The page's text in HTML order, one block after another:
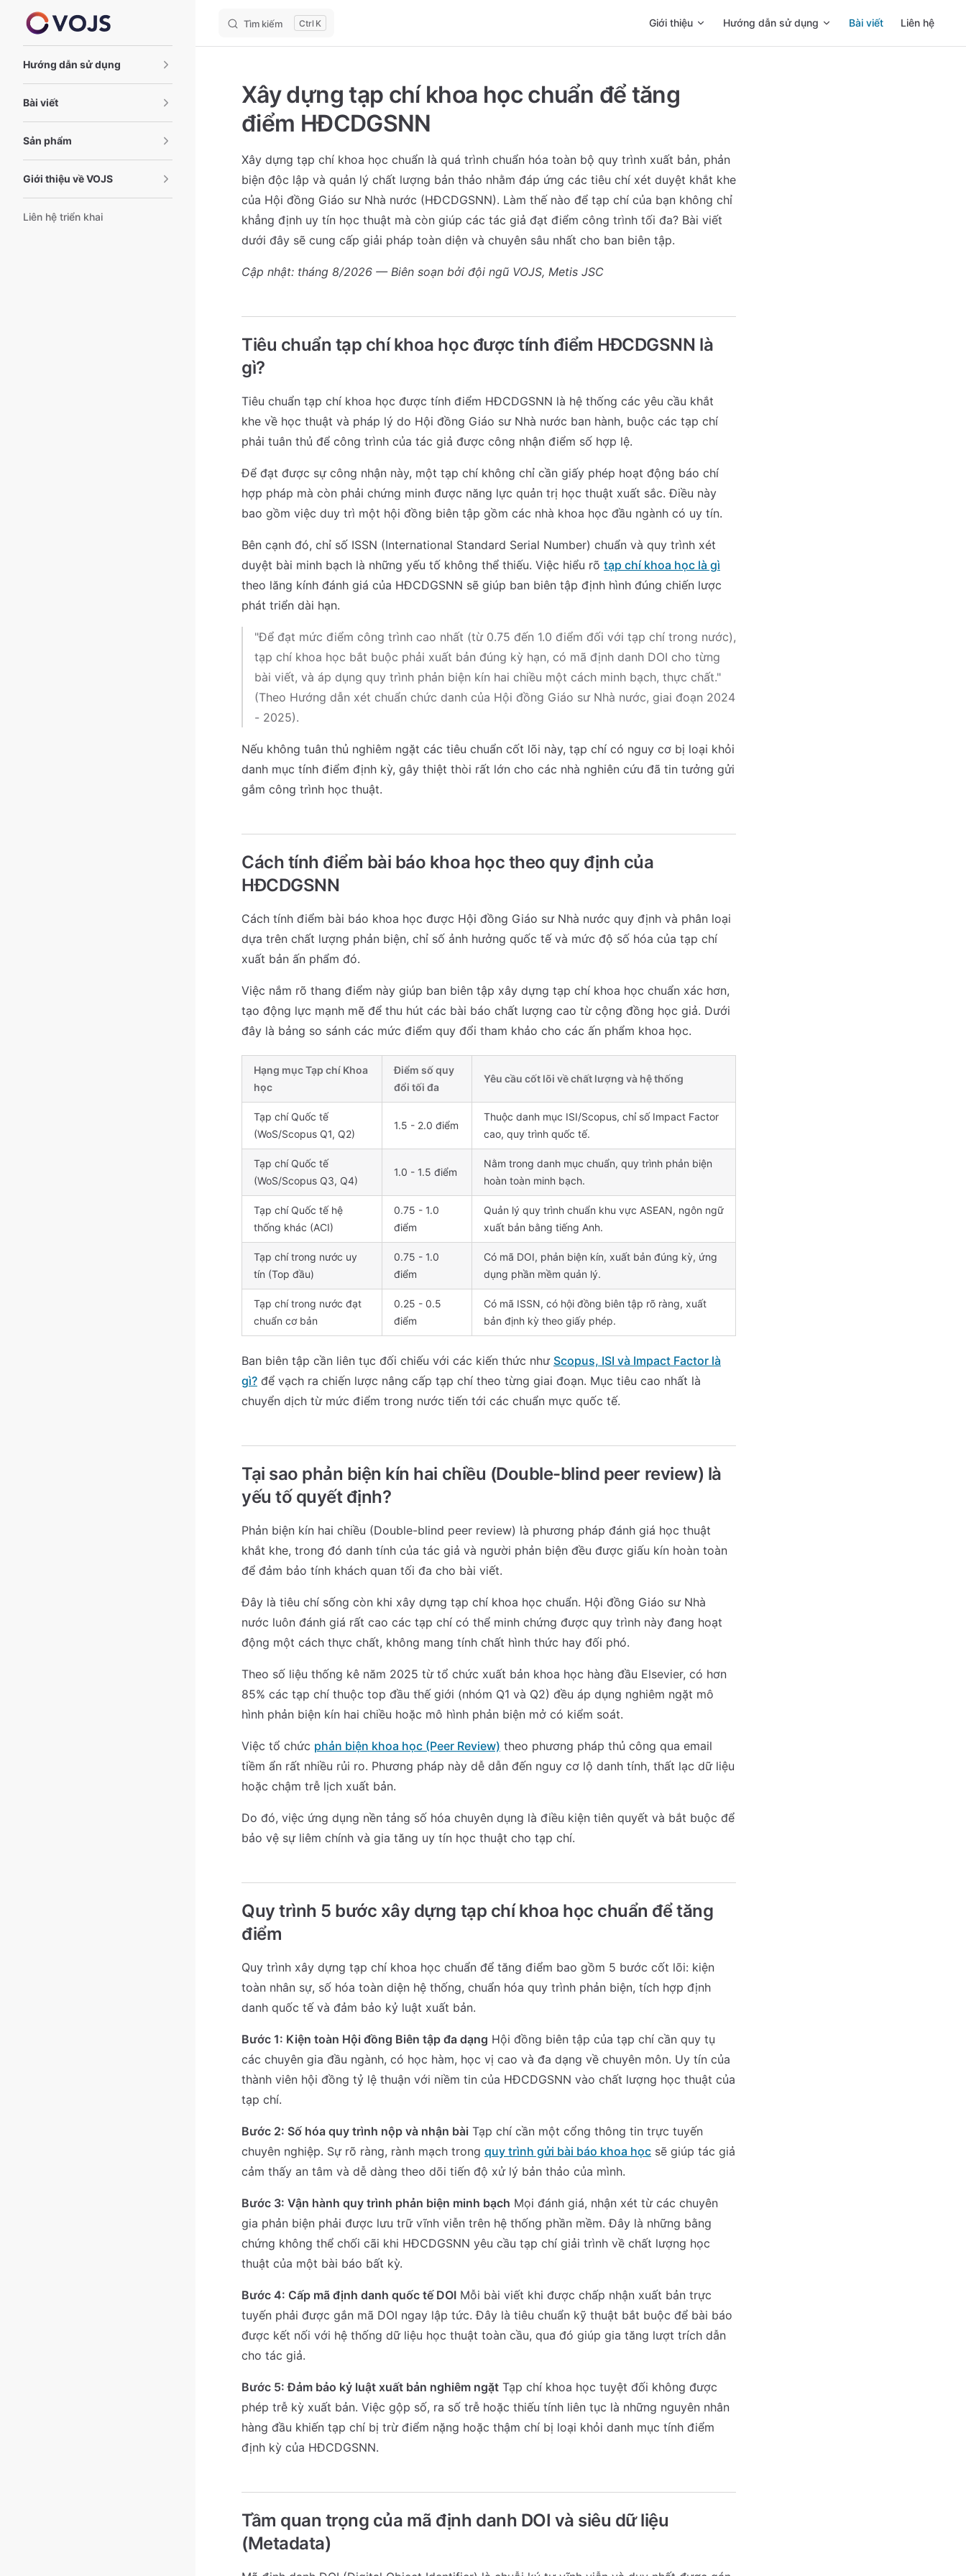
Skip to content Tìm kiếm K Giới thiệu Hướng dẫn sử dụng Bài viết Liên hệ
Hướng dẫn sử dụng
Bài viết
Sản phẩm
Giới thiệu về VOJS
Liên hệ triển khai
Xây dựng tạp chí khoa học chuẩn để tăng
điểm HĐCDGSNN
Xây dựng tạp chí khoa học chuẩn là quá trình chuẩn hóa toàn bộ quy trình xuất bản, phản
biện độc lập và quản lý chất lượng bản thảo nhằm đáp ứng các tiêu chí xét duyệt khắt khe
của Hội đồng Giáo sư Nhà nước (HĐCDGSNN). Làm thế nào để tạp chí của bạn không chỉ
khẳng định uy tín học thuật mà còn giúp các tác giả đạt điểm công trình tối đa? Bài viết
dưới đây sẽ cung cấp giải pháp toàn diện và chuyên sâu nhất cho ban biên tập.
Cập nhật: tháng 8/2026 — Biên soạn bởi đội ngũ VOJS, Metis JSC
Tiêu chuẩn tạp chí khoa học được tính điểm HĐCDGSNN là
gì?
Tiêu chuẩn tạp chí khoa học được tính điểm HĐCDGSNN là hệ thống các yêu cầu khắt
khe về học thuật và pháp lý do Hội đồng Giáo sư Nhà nước ban hành, buộc các tạp chí
phải tuân thủ để công trình của tác giả được công nhận điểm số hợp lệ.
Để đạt được sự công nhận này, một tạp chí không chỉ cần giấy phép hoạt động báo chí
hợp pháp mà còn phải chứng minh được năng lực quản trị học thuật xuất sắc. Điều này
bao gồm việc duy trì một hội đồng biên tập gồm các nhà khoa học đầu ngành có uy tín.
Bên cạnh đó, chỉ số ISSN (International Standard Serial Number) chuẩn và quy trình xét
duyệt bài minh bạch là những yếu tố không thể thiếu. Việc hiểu rõ tạp chí khoa học là gì
theo lăng kính đánh giá của HĐCDGSNN sẽ giúp ban biên tập định hình đúng chiến lược
phát triển dài hạn.
"Để đạt mức điểm công trình cao nhất (từ 0.75 đến 1.0 điểm đối với tạp chí trong nước),
tạp chí khoa học bắt buộc phải xuất bản đúng kỳ hạn, có mã định danh DOI cho từng
bài viết, và áp dụng quy trình phản biện kín hai chiều một cách minh bạch, thực chất."
(Theo Hướng dẫn xét chuẩn chức danh của Hội đồng Giáo sư Nhà nước, giai đoạn 2024
- 2025).
Nếu không tuân thủ nghiêm ngặt các tiêu chuẩn cốt lõi này, tạp chí có nguy cơ bị loại khỏi
danh mục tính điểm định kỳ, gây thiệt thòi rất lớn cho các nhà nghiên cứu đã tin tưởng gửi
gắm công trình học thuật.
Cách tính điểm bài báo khoa học theo quy định của
HĐCDGSNN
Cách tính điểm bài báo khoa học được Hội đồng Giáo sư Nhà nước quy định và phân loại
dựa trên chất lượng phản biện, chỉ số ảnh hưởng quốc tế và mức độ số hóa của tạp chí
xuất bản ấn phẩm đó.
Việc nắm rõ thang điểm này giúp ban biên tập xây dựng tạp chí khoa học chuẩn xác hơn,
tạo động lực mạnh mẽ để thu hút các bài báo chất lượng cao từ cộng đồng học giả. Dưới
đây là bảng so sánh các mức điểm quy đổi tham khảo cho các ấn phẩm khoa học.
Hạng mục Tạp chí Khoa
học
Điểm số quy
đổi tối đa
Yêu cầu cốt lõi về chất lượng và hệ thống
Tạp chí Quốc tế
(WoS/Scopus Q1, Q2)
1.5 - 2.0 điểm
Thuộc danh mục ISI/Scopus, chỉ số Impact Factor
cao, quy trình quốc tế.
Tạp chí Quốc tế
(WoS/Scopus Q3, Q4)
1.0 - 1.5 điểm
Nằm trong danh mục chuẩn, quy trình phản biện
hoàn toàn minh bạch.
Tạp chí Quốc tế hệ
thống khác (ACI)
0.75 - 1.0
điểm
Quản lý quy trình chuẩn khu vực ASEAN, ngôn ngữ
xuất bản bằng tiếng Anh.
Tạp chí trong nước uy
tín (Top đầu)
0.75 - 1.0
điểm
Có mã DOI, phản biện kín, xuất bản đúng kỳ, ứng
dụng phần mềm quản lý.
Tạp chí trong nước đạt
chuẩn cơ bản
0.25 - 0.5
điểm
Có mã ISSN, có hội đồng biên tập rõ ràng, xuất
bản định kỳ theo giấy phép.
Ban biên tập cần liên tục đối chiếu với các kiến thức như Scopus, ISI và Impact Factor là
gì? để vạch ra chiến lược nâng cấp tạp chí theo từng giai đoạn. Mục tiêu cao nhất là
chuyển dịch từ mức điểm trong nước tiến tới các chuẩn mực quốc tế.
Tại sao phản biện kín hai chiều (Double-blind peer review) là
yếu tố quyết định?
Phản biện kín hai chiều (Double-blind peer review) là phương pháp đánh giá học thuật
khắt khe, trong đó danh tính của tác giả và người phản biện đều được giấu kín hoàn toàn
để đảm bảo tính khách quan tối đa cho bài viết.
Đây là tiêu chí sống còn khi xây dựng tạp chí khoa học chuẩn. Hội đồng Giáo sư Nhà
nước luôn đánh giá rất cao các tạp chí có thể minh chứng được quy trình này đang hoạt
động một cách thực chất, không mang tính chất hình thức hay đối phó.
Theo số liệu thống kê năm 2025 từ tổ chức xuất bản khoa học hàng đầu Elsevier, có hơn
85% các tạp chí thuộc top đầu thế giới (nhóm Q1 và Q2) đều áp dụng nghiêm ngặt mô
hình phản biện kín hai chiều hoặc mô hình phản biện mở có kiểm soát.
Việc tổ chức phản biện khoa học (Peer Review) theo phương pháp thủ công qua email
tiềm ẩn rất nhiều rủi ro. Phương pháp này dễ dẫn đến nguy cơ lộ danh tính, thất lạc dữ liệu
hoặc chậm trễ lịch xuất bản.
Do đó, việc ứng dụng nền tảng số hóa chuyên dụng là điều kiện tiên quyết và bắt buộc để
bảo vệ sự liêm chính và gia tăng uy tín học thuật cho tạp chí.
Quy trình 5 bước xây dựng tạp chí khoa học chuẩn để tăng
điểm
Quy trình xây dựng tạp chí khoa học chuẩn để tăng điểm bao gồm 5 bước cốt lõi: kiện
toàn nhân sự, số hóa toàn diện hệ thống, chuẩn hóa quy trình phản biện, tích hợp định
danh quốc tế và đảm bảo kỷ luật xuất bản.
Bước 1: Kiện toàn Hội đồng Biên tập đa dạng Hội đồng biên tập của tạp chí cần quy tụ
các chuyên gia đầu ngành, có học hàm, học vị cao và đa dạng về chuyên môn. Uy tín của
thành viên hội đồng tỷ lệ thuận với niềm tin của HĐCDGSNN vào chất lượng học thuật của
tạp chí.
Bước 2: Số hóa quy trình nộp và nhận bài Tạp chí cần một cổng thông tin trực tuyến
chuyên nghiệp. Sự rõ ràng, rành mạch trong quy trình gửi bài báo khoa học sẽ giúp tác giả
cảm thấy an tâm và dễ dàng theo dõi tiến độ xử lý bản thảo của mình.
Bước 3: Vận hành quy trình phản biện minh bạch Mọi đánh giá, nhận xét từ các chuyên
gia phản biện phải được lưu trữ vĩnh viễn trên hệ thống phần mềm. Đây là những bằng
chứng không thể chối cãi khi HĐCDGSNN yêu cầu tạp chí giải trình về chất lượng học
thuật của một bài báo bất kỳ.
Bước 4: Cấp mã định danh quốc tế DOI Mỗi bài viết khi được chấp nhận xuất bản trực
tuyến phải được gắn mã DOI ngay lập tức. Đây là tiêu chuẩn kỹ thuật bắt buộc để bài báo
được kết nối với hệ thống dữ liệu học thuật toàn cầu, qua đó giúp gia tăng lượt trích dẫn
cho tác giả.
Bước 5: Đảm bảo kỷ luật xuất bản nghiêm ngặt Tạp chí khoa học tuyệt đối không được
phép trễ kỳ xuất bản. Việc gộp số, ra số trễ hoặc thiếu tính liên tục là những nguyên nhân
hàng đầu khiến tạp chí bị trừ điểm nặng hoặc thậm chí bị loại khỏi danh mục tính điểm
định kỳ của HĐCDGSNN.
Tầm quan trọng của mã định danh DOI và siêu dữ liệu
(Metadata)